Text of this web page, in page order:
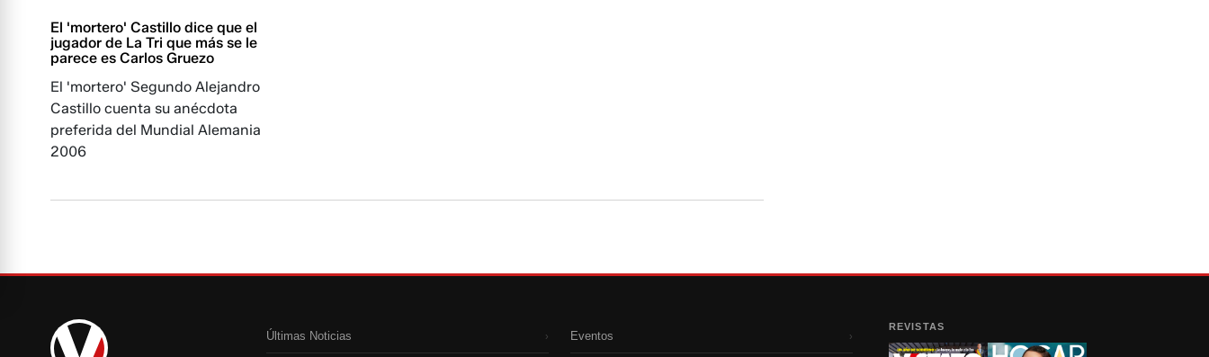
El 'mortero' Castillo dice que el
jugador de La Tri que más se le
parece es Carlos Gruezo
El 'mortero' Segundo Alejandro
Castillo cuenta su anécdota
preferida del Mundial Alemania
2006
Últimas Noticias › Eventos ›
REVISTAS